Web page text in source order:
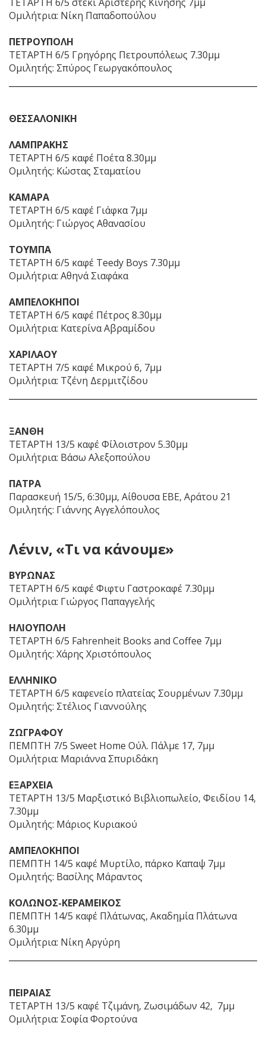
ΤΕΤΑΡΤΗ 6/5 στέκι Αριστερής Κίνησης 7μμ
Ομιλήτρια: Νίκη Παπαδοπούλου
ΠΕΤΡΟΥΠΟΛΗ
ΤΕΤΑΡΤΗ 6/5 Γρηγόρης Πετρουπόλεως 7.30μμ
Ομιλητής: Σπύρος Γεωργακόπουλος
ΘΕΣΣΑΛΟΝΙΚΗ
ΛΑΜΠΡΑΚΗΣ
ΤΕΤΑΡΤΗ 6/5 καφέ Ποέτα 8.30μμ
Ομιλητής: Κώστας Σταματίου
ΚΑΜΑΡΑ
ΤΕΤΑΡΤΗ 6/5 καφέ Γιάφκα 7μμ
Ομιλητής: Γιώργος Αθανασίου
ΤΟΥΜΠΑ
ΤΕΤΑΡΤΗ 6/5 καφέ Teedy Boys 7.30μμ
Ομιλήτρια: Αθηνά Σιαφάκα
ΑΜΠΕΛΟΚΗΠΟΙ
ΤΕΤΑΡΤΗ 6/5 καφέ Πέτρος 8.30μμ
Ομιλήτρια: Κατερίνα Αβραμίδου
ΧΑΡΙΛΑΟΥ
ΤΕΤΑΡΤΗ 7/5 καφέ Μικρού 6, 7μμ
Ομιλήτρια: Τζένη Δερμιτζίδου
ΞΑΝΘΗ
ΤΕΤΑΡΤΗ 13/5 καφέ Φίλοιστρον 5.30μμ
Ομιλήτρια: Βάσω Αλεξοπούλου
ΠΑΤΡΑ
Παρασκευή 15/5, 6:30μμ, Αίθουσα ΕΒΕ, Αράτου 21
Ομιλητής: Γιάννης Αγγελόπουλος
Λένιν, «Τι να κάνουμε»
ΒΥΡΩΝΑΣ
ΤΕΤΑΡΤΗ 6/5 καφέ Φιφτυ Γαστροκαφέ 7.30μμ
Ομιλήτρια: Γιώργος Παπαγγελής
ΗΛΙΟΥΠΟΛΗ
ΤΕΤΑΡΤΗ 6/5 Fahrenheit Books and Coffee 7μμ
Ομιλητής: Χάρης Χριστόπουλος
ΕΛΛΗΝΙΚΟ
ΤΕΤΑΡΤΗ 6/5 καφενείο πλατείας Σουρμένων 7.30μμ
Ομιλητής: Στέλιος Γιαννούλης
ΖΩΓΡΑΦΟΥ
ΠΕΜΠΤΗ 7/5 Sweet Home Ούλ. Πάλμε 17, 7μμ
Ομιλήτρια: Μαριάννα Σπυριδάκη
ΕΞΑΡΧΕΙΑ
ΤΕΤΑΡΤΗ 13/5 Μαρξιστικό Βιβλιοπωλείο, Φειδίου 14,
7.30μμ
Ομιλητής: Μάριος Κυριακού
ΑΜΠΕΛΟΚΗΠΟΙ
ΠΕΜΠΤΗ 14/5 καφέ Μυρτίλο, πάρκο Καπαψ 7μμ
Ομιλητής: Βασίλης Μάραντος
ΚΟΛΩΝΟΣ-ΚΕΡΑΜΕΙΚΟΣ
ΠΕΜΠΤΗ 14/5 καφέ Πλάτωνας, Ακαδημία Πλάτωνα
6.30μμ
Ομιλήτρια: Νίκη Αργύρη
ΠΕΙΡΑΙΑΣ
ΤΕΤΑΡΤΗ 13/5 καφέ Τζιμάνη, Ζωσιμάδων 42, 7μμ
Ομιλήτρια: Σοφία Φορτούνα